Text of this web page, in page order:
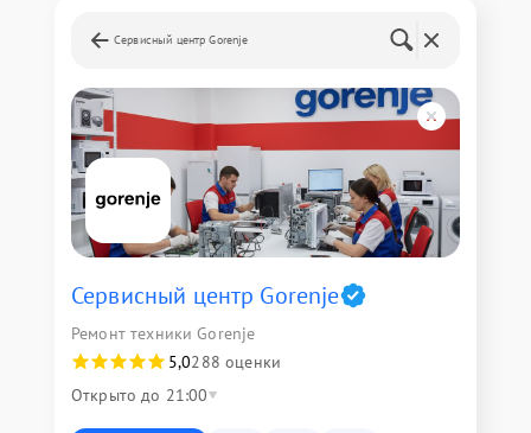
Сервисный центр Gorenje
Сервисный центр Gorenje
Ремонт техники Gorenje
5,0288 оценки
Открыто до 21:00